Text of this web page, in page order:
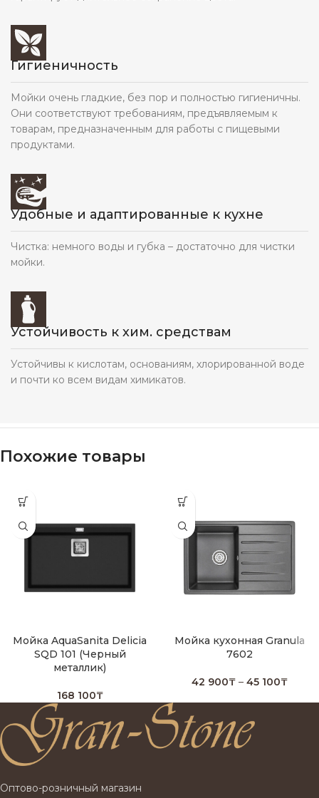
Гигиеничность
Мойки очень гладкие, без пор и полностью гигиеничны.
Они соответствуют требованиям, предъявляемым к
товарам, предназначенным для работы с пищевыми
продуктами.
Удобные и адаптированные к кухне
Чистка: немного воды и губка – достаточно для чистки
мойки.
Устойчивость к хим. средствам
Устойчивы к кислотам, основаниям, хлорированной воде
и почти ко всем видам химикатов.
Похожие товары
Мойка AquaSanita Delicia
SQD 101 (Черный
металлик)
168 100₸
Мойка кухонная Granula
7602
42 900₸ – 45 100₸
Оптово-розничный магазин